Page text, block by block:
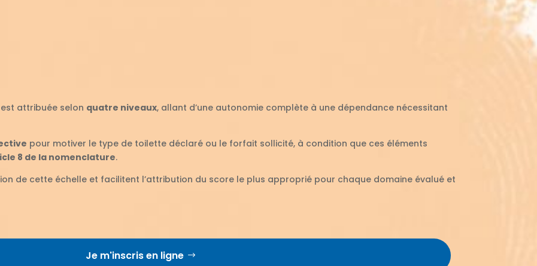
attribuée selon quatre niveaux, allant d’une autonomie complète à une dépendance nécessitant
pour motiver le type de toilette déclaré ou le forfait sollicité, à condition que ces éléments
8 de la nomenclature.
de cette échelle et facilitent l’attribution du score le plus approprié pour chaque domaine évalué et
Je m'inscris en ligne